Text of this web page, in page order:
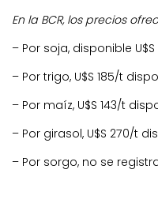
En la BCR, los precios
– Por soja, disponible
– Por trigo, U$S 185/t
– Por maíz, U$S 143/t
– Por girasol, U$S 270/t
– Por sorgo, no se